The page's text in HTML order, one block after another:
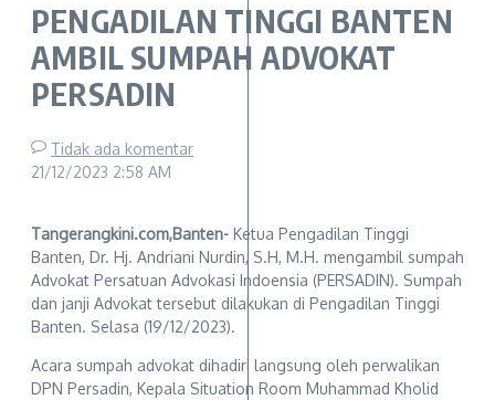
PENGADILAN TINGGI BANTEN
AMBIL SUMPAH ADVOKAT
PERSADIN
Tidak ada komentar
21/12/2023 2:58 AM
Tangerangkini.com,Banten- Ketua Pengadilan Tinggi
Banten, Dr. Hj. Andriani Nurdin, S.H, M.H. mengambil sumpah
Advokat Persatuan Advokasi Indoensia (PERSADIN). Sumpah
dan janji Advokat tersebut dilakukan di Pengadilan Tinggi
Banten. Selasa (19/12/2023).
Acara sumpah advokat dihadiri langsung oleh perwalikan
DPN Persadin, Kepala Situation Room Muhammad Kholid